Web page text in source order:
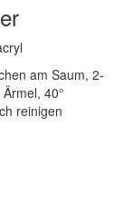
am Saum, 2-
40°
reinigen